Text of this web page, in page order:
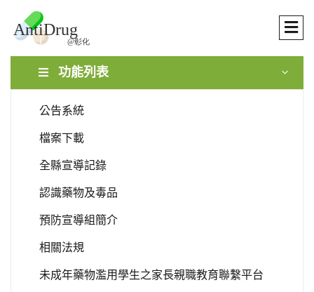
功能列表
公告系統
檔案下載
全縣宣導記錄
認識藥物及毒品
預防宣導組簡介
相關法規
未成年藥物濫用學生之家長親職教育聯繫平台